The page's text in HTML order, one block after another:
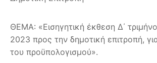
ΘΕΜΑ: «Εισηγητική έκθεση Δ΄
2023 προς την δημοτική επιτροπή,
του προϋπολογισμού».